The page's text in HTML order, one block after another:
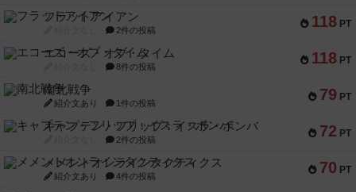
118 PT
フラットアイアン
2件の投稿
118 PT
エコーズ・オブ・タイム
8件の投稿
79 PT
南北戦争
紹介文あり 1件の投稿
72 PT
キャプテン・フリップ：イスラ・ボンバ
2件の投稿
70 PT
メメントオンラインタクティクス
紹介文あり 4件の投稿